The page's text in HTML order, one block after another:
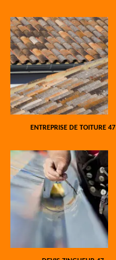
ENTREPRISE DE TOITURE 47